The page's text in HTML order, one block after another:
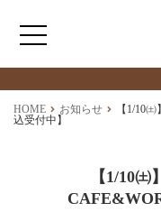
ホーム
福祉サービス
HOME お知らせ
【1/10
込受付中】
【1/10